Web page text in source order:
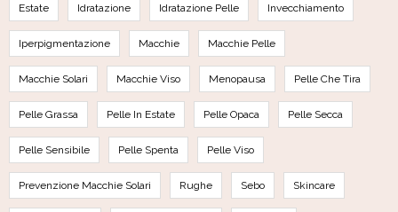
Estate Idratazione Idratazione Pelle Invecchiamento
Iperpigmentazione Macchie Macchie Pelle
Macchie Solari Macchie Viso Menopausa Pelle Che Tira
Pelle Grassa Pelle In Estate Pelle Opaca Pelle Secca
Pelle Sensibile Pelle Spenta Pelle Viso
Prevenzione Macchie Solari Rughe Sebo Skincare